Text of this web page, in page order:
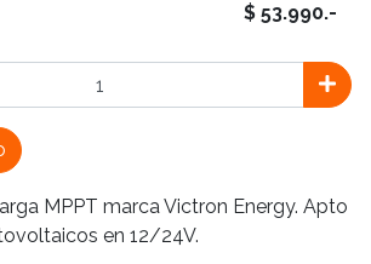
$ 53.990.-
MPPT marca Victron Energy. Apto
en 12/24V.